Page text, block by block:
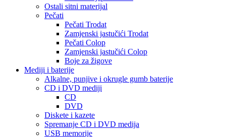
Ostali sitni materijal
Pečati
Pečati Trodat
Zamjenski jastučići Trodat
Pečati Colop
Zamjenski jastučići Colop
Boje za žigove
Mediji i baterije
Alkalne, punjive i okrugle gumb baterije
CD i DVD mediji
CD
DVD
Diskete i kazete
Spremanje CD i DVD medija
USB memorije